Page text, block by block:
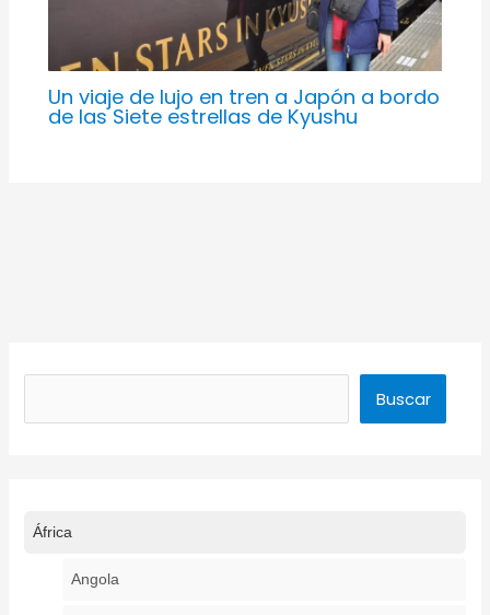
Un viaje de lujo en tren a Japón a bordo
de las Siete estrellas de Kyushu
Buscar
África
Angola